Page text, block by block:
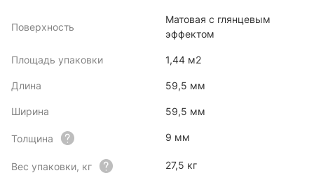
Поверхность
Матовая с глянцевым
эффектом
Площадь упаковки 1,44 м2
Длина 59,5 мм
Ширина 59,5 мм
Толщина 9 мм
Вес упаковки, кг 27,5 кг